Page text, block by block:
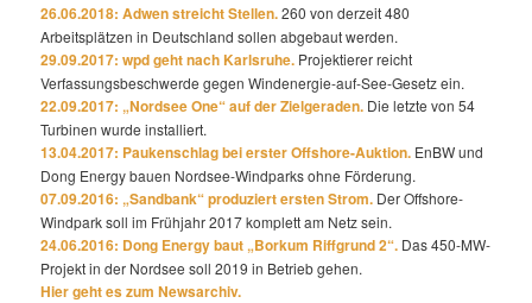
26.06.2018: Adwen streicht Stellen.260 von derzeit 480
Arbeitsplätzen in Deutschland sollen abgebaut werden.
29.09.2017: wpd geht nach Karlsruhe. Projektierer reicht
Verfassungsbeschwerde gegen Windenergie-auf-See-Gesetz ein.
22.09.2017: „Nordsee One“ auf der Zielgeraden. Die letzte von 54
Turbinen wurde installiert.
13.04.2017: Paukenschlag bei erster Offshore-Auktion. EnBW und
Dong Energy bauen Nordsee-Windparks ohne Förderung.
07.09.2016: „Sandbank“ produziert ersten Strom. Der Offshore-
Windpark soll im Frühjahr 2017 komplett am Netz sein.
24.06.2016: Dong Energy baut „Borkum Riffgrund 2“. Das 450-MW-
Projekt in der Nordsee soll 2019 in Betrieb gehen.
Hier geht es zum Newsarchiv.